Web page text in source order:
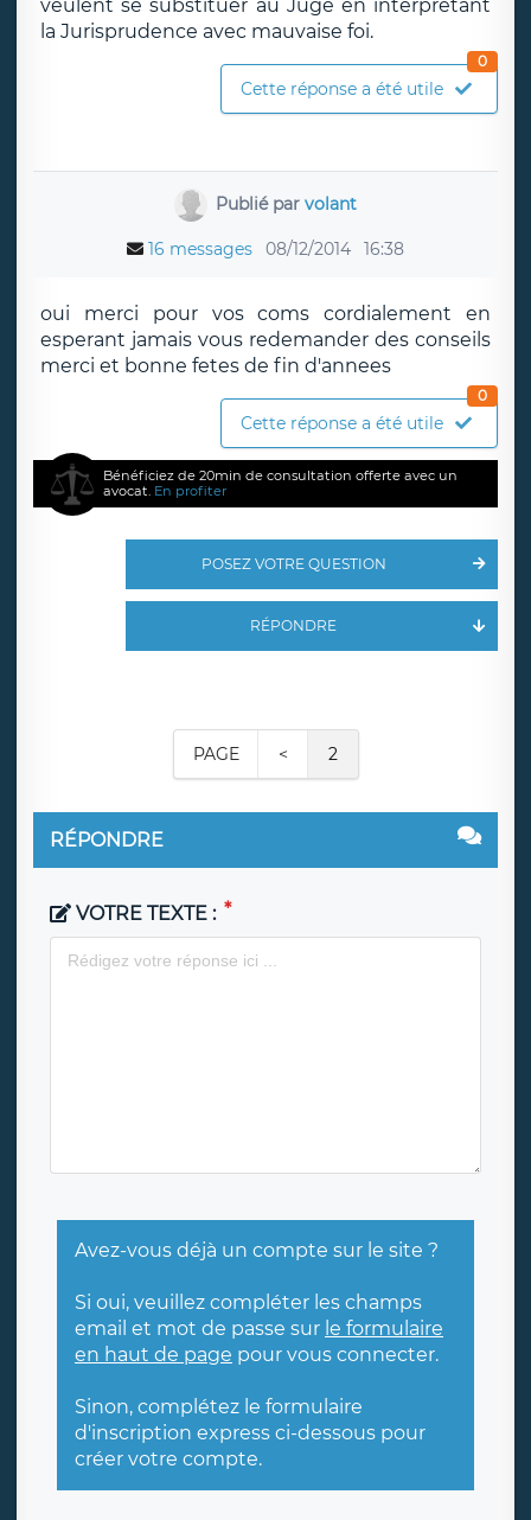
veulent se substituer au Juge en interprétant
la Jurisprudence avec mauvaise foi.
Cette réponse a été utile
0
Publié parvolant
16 messages 08/12/2014 16:38
oui merci pour vos coms cordialement en
esperant jamais vous redemander des conseils
merci et bonne fetes de fin d'annees
Cette réponse a été utile
0
Bénéficiez de 20min de consultation offerte avec un
avocat. En profiter
POSEZ VOTRE QUESTION
RÉPONDRE
PAGE < 2
RÉPONDRE
VOTRE TEXTE :
Avez-vous déjà un compte sur le site ?
Si oui, veuillez compléter les champs
email et mot de passe sur le formulaire
en haut de page pour vous connecter.
Sinon, complétez le formulaire
d'inscription express ci-dessous pour
créer votre compte.